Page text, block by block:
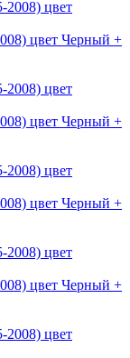
цвет Черный +
цвет Черный +
цвет Черный +
цвет Черный +